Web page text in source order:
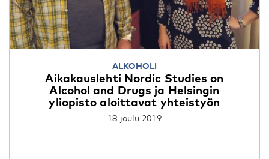
ALKOHOLI
Aikakauslehti Nordic Studies on
Alcohol and Drugs ja Helsingin
yliopisto aloittavat yhteistyön
18 joulu 2019